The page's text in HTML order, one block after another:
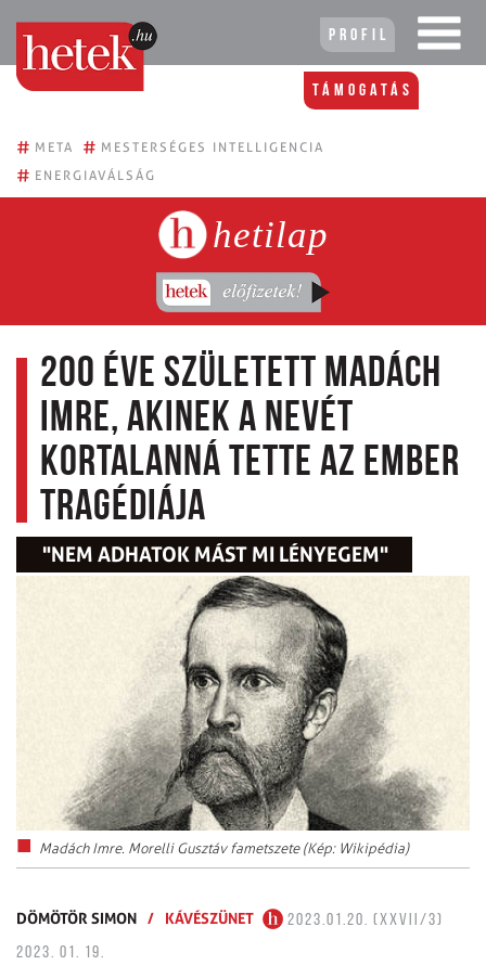
Profil
Támogatás
# META # MESTERSÉGES INTELLIGENCIA
# ENERGIAVÁLSÁG
hetilap
200 éve született Madách
Imre, akinek a nevét
kortalanná tette Az ember
tragédiája
"NEM ADHATOK MÁST MI LÉNYEGEM"
Madách Imre. Morelli Gusztáv fametszete (Kép: Wikipédia)
DÖMÖTÖR SIMON / KÁVÉSZÜNET
2023.01.20. (XXVII/3)
2023. 01. 19.